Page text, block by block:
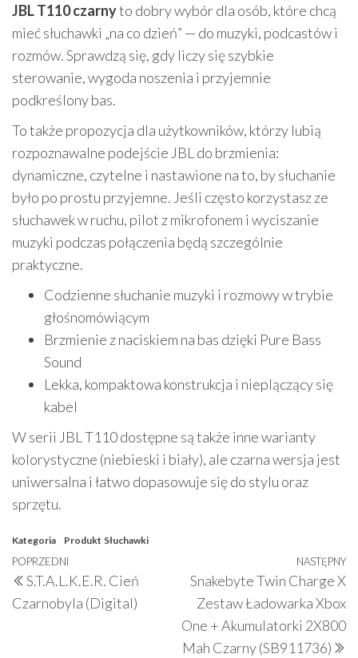
JBL T110 czarnyto dobry wybór dla osób, które chcą
mieć słuchawki „na co dzień” — do muzyki, podcastów i
rozmów. Sprawdzą się, gdy liczy się szybkie
sterowanie, wygoda noszenia i przyjemnie
podkreślony bas.
To także propozycja dla użytkowników, którzy lubią
rozpoznawalne podejście JBL do brzmienia:
dynamiczne, czytelne i nastawione na to, by słuchanie
było po prostu przyjemne. Jeśli często korzystasz ze
słuchawek w ruchu, pilot z mikrofonem i wyciszanie
muzyki podczas połączenia będą szczególnie
praktyczne.
Codzienne słuchanie muzyki i rozmowy w trybie
głośnomówiącym
Brzmienie z naciskiem na bas dzięki Pure Bass
Sound
Lekka, kompaktowa konstrukcja i nieplączący się
kabel
W serii JBL T110 dostępne są także inne warianty
kolorystyczne (niebieski i biały), ale czarna wersja jest
uniwersalna i łatwo dopasowuje się do stylu oraz
sprzętu.
Kategoria Produkt Słuchawki
Nawigacja
wpisu
Poprzedni
wpis
POPRZEDNI
S.T.A.L.K.E.R. Cień
Czarnobyla (Digital)
NASTĘPNY
Snakebyte Twin Charge X
Zestaw Ładowarka Xbox
One + Akumulatorki 2X800
Mah Czarny (SB911736)